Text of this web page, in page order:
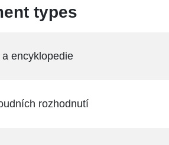
types
encyklopedie
rozhodnutí